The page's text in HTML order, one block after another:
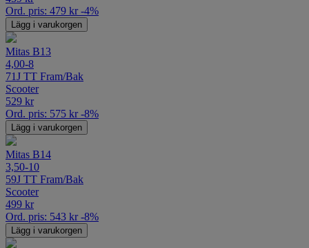
Ord. pris: 479 kr -4%
Lägg i varukorgen
Mitas B13
4,00-8
71J TT Fram/Bak
Scooter
529 kr
Ord. pris: 575 kr -8%
Lägg i varukorgen
Mitas B14
3,50-10
59J TT Fram/Bak
Scooter
499 kr
Ord. pris: 543 kr -8%
Lägg i varukorgen